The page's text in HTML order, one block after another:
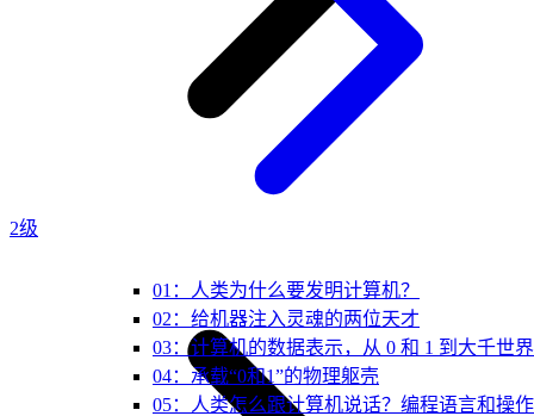
01：人类为什么要发明计算机？
02：给机器注入灵魂的两位天才
03：计算机的数据表示，从 0 和 1 到大千世界
04：承载“0和1”的物理躯壳
05：人类怎么跟计算机说话？编程语言和操
2级